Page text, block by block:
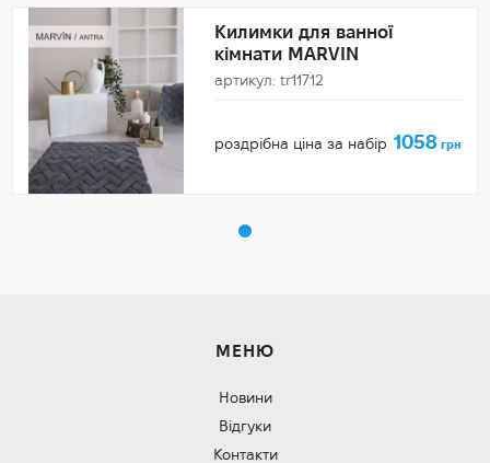
Килимки для ванної
кімнати MARVIN
артикул: tr11712
роздрібна ціна за набір 1058 грн
МЕНЮ
Новини
Відгуки
Контакти